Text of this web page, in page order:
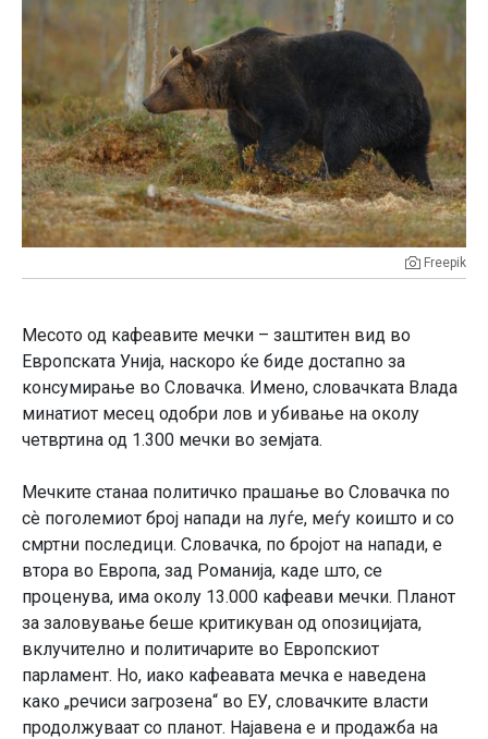
Freepik
Месото од кафеавите мечки – заштитен вид во
Европската Унија, наскоро ќе биде достапно за
консумирање во Словачка. Имено, словачката Влада
минатиот месец одобри лов и убивање на околу
четвртина од 1.300 мечки во земјата.
Мечките станаа политичко прашање во Словачка по
сѐ поголемиот број напади на луѓе, меѓу коишто и со
смртни последици. Словачка, по бројот на напади, е
втора во Европа, зад Романија, каде што, се
проценува, има околу 13.000 кафеави мечки. Планот
за заловување беше критикуван од опозицијата,
вклучително и политичарите во Европскиот
парламент. Но, иако кафеавата мечка е наведена
како „речиси загрозена“ во ЕУ, словачките власти
продолжуваат со планот. Најавена е и продажба на